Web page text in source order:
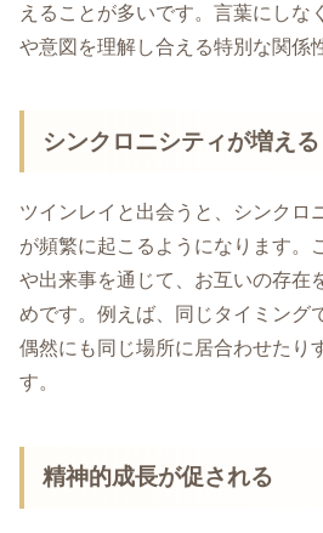
えることが多いです。言葉にしな
や意図を理解し合える特別な関係
シンクロニシティが増える
ツインレイと出会うと、シンクロ
が頻繁に起こるようになります。
や出来事を通じて、お互いの存在
めです。例えば、同じタイミング
偶然にも同じ場所に居合わせたり
す。
精神的成長が促される